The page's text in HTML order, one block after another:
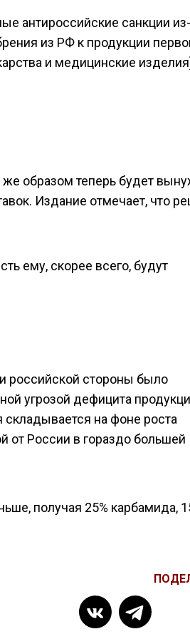
антироссийские санкции
из РФ к продукции
и медицинские
образом теперь будет
Издание отмечает, что
ему, скорее всего, будут
российской стороны было
угрозой дефицита
на фоне роста
от России в гораздо большей
получая 25% карбамида,